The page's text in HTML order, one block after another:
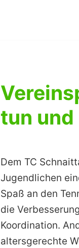
tun
Dem TC
Jugendlichen
Spaß an den
die
Koordination.
altersgerechte